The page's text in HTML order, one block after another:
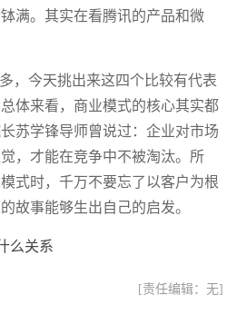
满。其实在看腾讯的产品和微
，今天挑出来这四个比较有代表
体来看，商业模式的核心其实都
苏学锋导师曾说过：企业对市场
，才能在竞争中不被淘汰。所
式时，千万不要忘了以客户为根
故事能够生出自己的启发。
么关系
[责任编辑：无]